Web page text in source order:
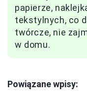
papierze,
tekstylnych, co
twórcze, nie
w domu.
Powiązane wpisy: